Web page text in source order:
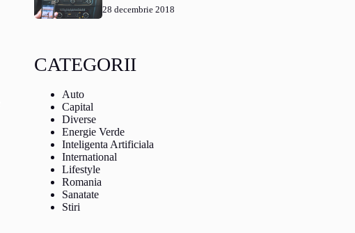
28 decembrie 2018
CATEGORII
Auto
Capital
Diverse
Energie Verde
Inteligenta Artificiala
International
Lifestyle
Romania
Sanatate
Stiri